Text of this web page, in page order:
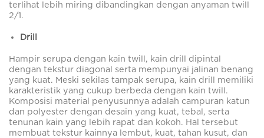
terlihat lebih miring di­bandingkan dengan anyaman twill
2/1.
Drill
Hampir serupa dengan kain twill, kain drill dipintal
dengan tekstur diagonal serta mempunyai jalinan benang
yang kuat. Meski sekilas tampak serupa, kain drill memiliki
karakteristik yang cukup berbeda dengan kain twill.
Komposisi material penyusunnya adalah campuran katun
dan polyester dengan desain yang kuat, tebal, serta
tenunan kain yang lebih rapat dan kokoh. Hal tersebut
membuat tekstur kainnya lembut, kuat, tahan kusut, dan